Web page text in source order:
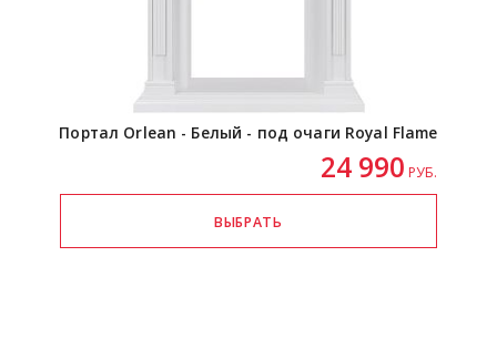
Портал Orlean - Белый - под очаги Royal Flame
24 990 РУБ.